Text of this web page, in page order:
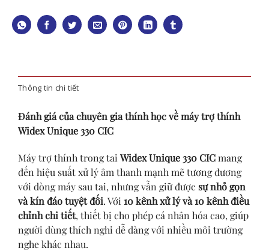
Thông tin chi tiết
Đánh giá của chuyên gia thính học về máy trợ thính
Widex Unique 330 CIC
Máy trợ thính trong taiWidex Unique 330 CICmang
đến hiệu suất xử lý âm thanh mạnh mẽ tương đương
với dòng máy sau tai, nhưng vẫn giữ được sự nhỏ gọn
và kín đáo tuyệt đối. Với 10 kênh xử lý và 10 kênh điều
chỉnh chi tiết, thiết bị cho phép cá nhân hóa cao, giúp
người dùng thích nghi dễ dàng với nhiều môi trường
nghe khác nhau.